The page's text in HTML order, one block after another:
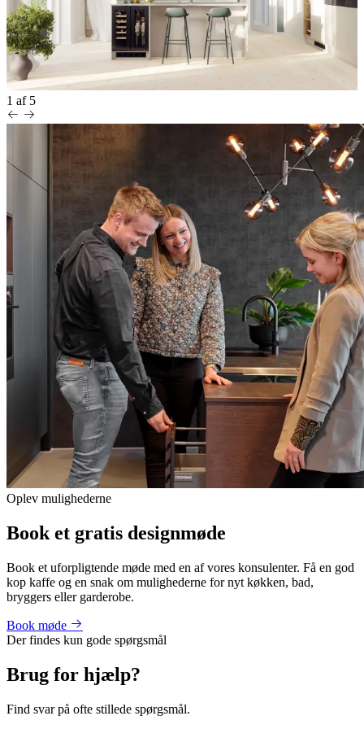
1 af 5
Oplev mulighederne
Book et gratis designmøde
Book et uforpligtende møde med en af vores konsulenter. Få en god
kop kaffe og en snak om mulighederne for nyt køkken, bad,
bryggers eller garderobe.
Book møde
Der findes kun gode spørgsmål
Brug for hjælp?
Find svar på ofte stillede spørgsmål.